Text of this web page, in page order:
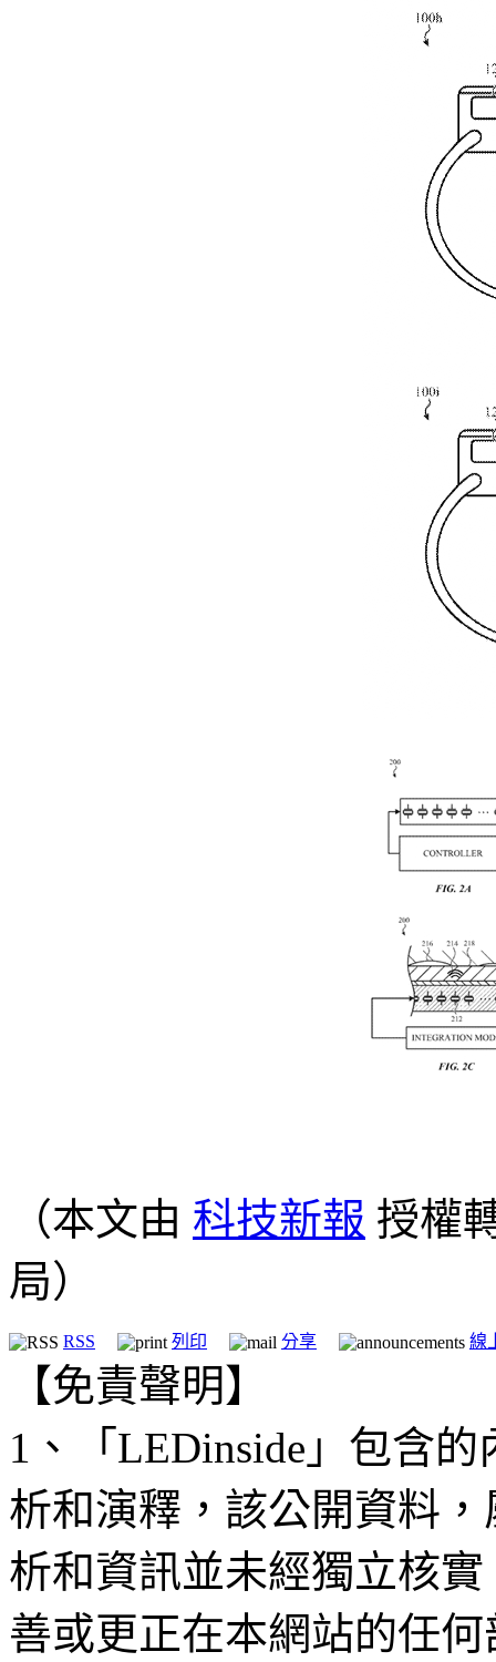
（本文由 科技新報 授權
局）
RSS 列印 分享 線
【免責聲明】
1、「LEDinside」包含
析和演釋，該公開資料
析和資訊並未經獨立核
善或更正在本網站的任